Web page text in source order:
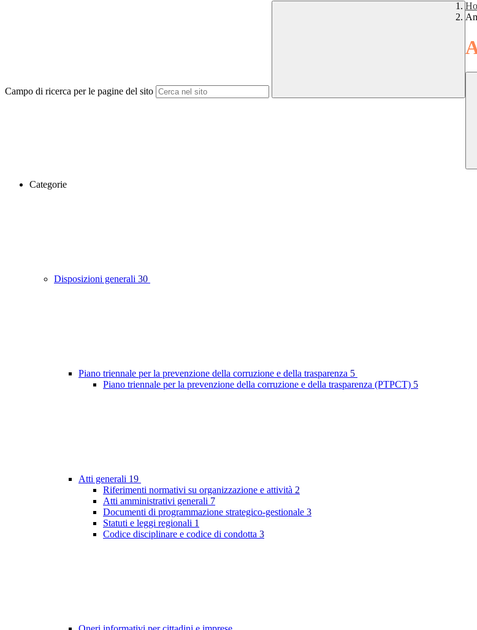
Campo di ricerca per le pagine del sito
Categorie
Disposizioni generali 30
Piano triennale per la prevenzione della corruzione e della trasparenza 5
Piano triennale per la prevenzione della corruzione e della trasparenza (PTPCT) 5
Atti generali 19
Riferimenti normativi su organizzazione e attività 2
Atti amministrativi generali 7
Documenti di programmazione strategico-gestionale 3
Statuti e leggi regionali 1
Codice disciplinare e codice di condotta 3